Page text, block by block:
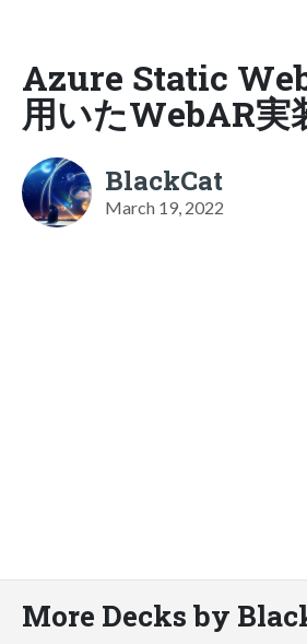
Azure Static
用いたWebAR実
BlackCat
March 19, 2022
More Decks by